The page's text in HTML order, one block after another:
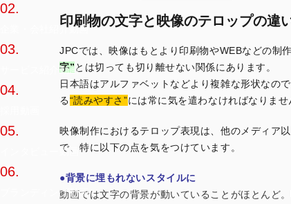
02.
企業・会社紹介動画
03.
サービス紹介動画
04.
05.
インタビュー動画
06.
ブランディング動画
印刷物の文字と映像のテロップの違
JPCでは、映像はもとより印刷物やWEBなどの制
字”とは切っても切り離せない関係にあります。
日本語はアルファベットなどより複雑な形状なの
る“読みやすさ”には常に気を遣わなければなりませ
映像制作におけるテロップ表現は、他のメディア
で、特に以下の点を気をつけています。
●背景に埋もれないスタイルに
動画では文字の背景が動いていることがほとんど